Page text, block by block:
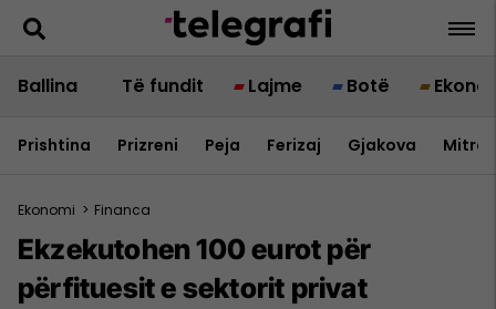
Ballina Të fundit Lajme Botë
Prishtina Prizreni Peja Ferizaj Gjakova
Ekonomi > Financa
Ekzekutohen 100 eurot për
përfituesit e sektorit privat